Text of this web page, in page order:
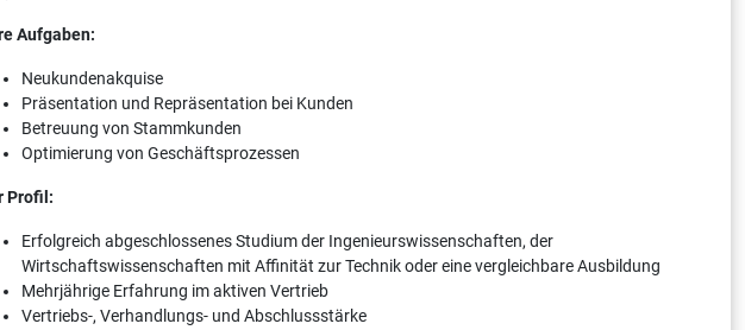
Aufgaben:
Neukundenakquise
Präsentation und Repräsentation bei Kunden
Betreuung von Stammkunden
Optimierung von Geschäftsprozessen
Profil:
Erfolgreich abgeschlossenes Studium der Ingenieurswissenschaften, der
Wirtschaftswissenschaften mit Affinität zur Technik oder eine vergleichbare Ausbildung
Mehrjährige Erfahrung im aktiven Vertrieb
Vertriebs-, Verhandlungs- und Abschlussstärke